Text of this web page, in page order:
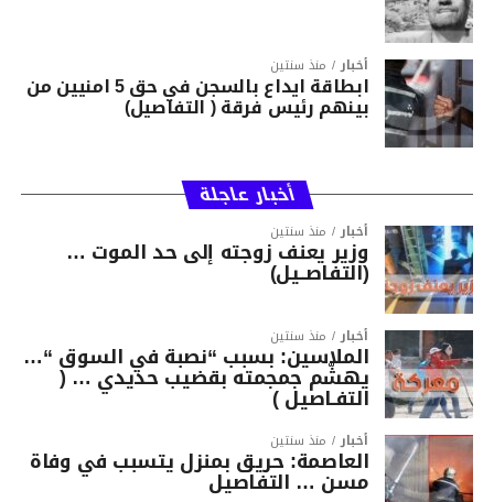
أخبار منذ سنتين
ابطاقة ايداع بالسجن في حق 5 امنيين من
بينهم رئيس فرقة ( التفاصيل)
أخبار عاجلة
أخبار منذ سنتين
وزير يعنف زوجته إلى حد الموت …
(التفاصــيل)
أخبار منذ سنتين
الملاسين: بسبب “نصبة في السوق “…
يهشّم جمجمته بقضيب حديدي … (
التفـاصيل )
أخبار منذ سنتين
العاصمة: حريق بمنزل يتسبب في وفاة
مسن … التفاصيل